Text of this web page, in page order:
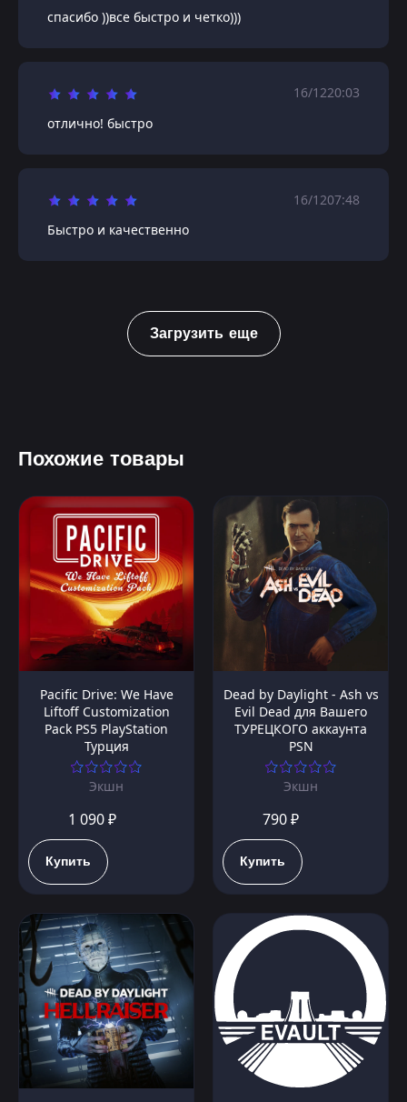
спасибо ))все быстро и четко)))
16/1220:03
отлично! быстро
16/1207:48
Быстро и качественно
Загрузить еще
Похожие товары
Pacific Drive: We Have
Liftoff Customization
Pack PS5 PlayStation
Турция
Экшн
1 090 ₽
Купить
Dead by Daylight - Ash vs
Evil Dead для Вашего
ТУРЕЦКОГО аккаунта
PSN
Экшн
790 ₽
Купить